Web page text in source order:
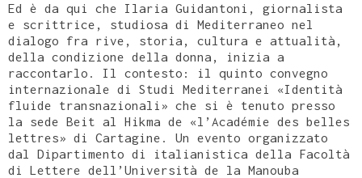
Ed è da qui che Ilaria Guidantoni, giornalista
e scrittrice, studiosa di Mediterraneo nel
dialogo fra rive, storia, cultura e attualità,
della condizione della donna, inizia a
raccontarlo. Il contesto: il quinto convegno
internazionale di Studi Mediterranei «Identità
fluide transnazionali» che si è tenuto presso
la sede Beit al Hikma de «l’Académie des belles
lettres» di Cartagine. Un evento organizzato
dal Dipartimento di italianistica della Facoltà
di Lettere dell’Università de la Manouba